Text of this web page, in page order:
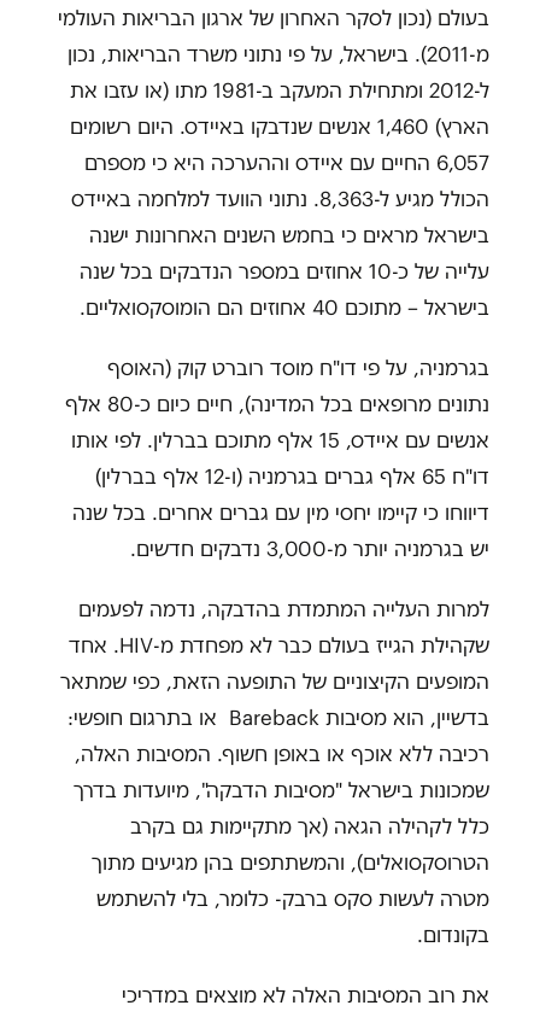
בעולם (נכון לסקר האחרון של ארגון הבריאות העולמי
מ-2011). בישראל, על פי נתוני משרד הבריאות, נכון
ל-2012 ומתחילת המעקב ב-1981 מתו (או עזבו את
הארץ) 1,460 אנשים שנדבקו באיידס. היום רשומים
6,057 החיים עם איידס וההערכה היא כי מספרם
הכולל מגיע ל-8,363. נתוני הוועד למלחמה באיידס
בישראל מראים כי בחמש השנים האחרונות ישנה
עלייה של כ-10 אחוזים במספר הנדבקים בכל שנה
בישראל – מתוכם 40 אחוזים הם הומוסקסואליים.
בגרמניה, על פי דו"ח מוסד רוברט קוק (האוסף
נתונים מרופאים בכל המדינה), חיים כיום כ-80 אלף
אנשים עם איידס, 15 אלף מתוכם בברלין. לפי אותו
דו"ח 65 אלף גברים בגרמניה (ו-12 אלף בברלין)
דיווחו כי קיימו יחסי מין עם גברים אחרים. בכל שנה
יש בגרמניה יותר מ-3,000 נדבקים חדשים.
למרות העלייה המתמדת בהדבקה, נדמה לפעמים
שקהילת הגייז בעולם כבר לא מפחדת מ-HIV. אחד
המופעים הקיצוניים של התופעה הזאת, כפי שמתאר
בדשיין, הוא מסיבות Bareback או בתרגום חופשי:
רכיבה ללא אוכף או באופן חשוף. המסיבות האלה,
שמכונות בישראל "מסיבות הדבקה", מיועדות בדרך
כלל לקהילה הגאה (אך מתקיימות גם בקרב
הטרוסקסואלים), והמשתתפים בהן מגיעים מתוך
מטרה לעשות סקס ברבק- כלומר, בלי להשתמש
בקונדום.
את רוב המסיבות האלה לא מוצאים במדריכי